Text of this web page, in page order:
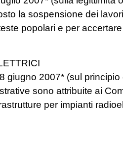
la sospensione dei
popolari e per
giugno 2007* (sul
sono attribuite ai
per impianti